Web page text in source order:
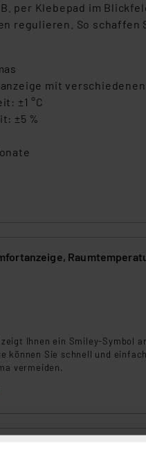
per Klebepad im
regulieren. So schaffen
mit
±1 °C
±5 %
Ihnen ein Smiley-Symbol
können Sie schnell und
vermeiden.